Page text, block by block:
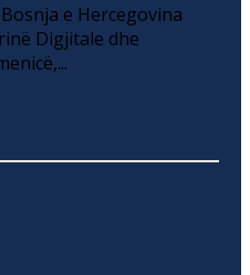
e Hercegovina
Digjitale dhe